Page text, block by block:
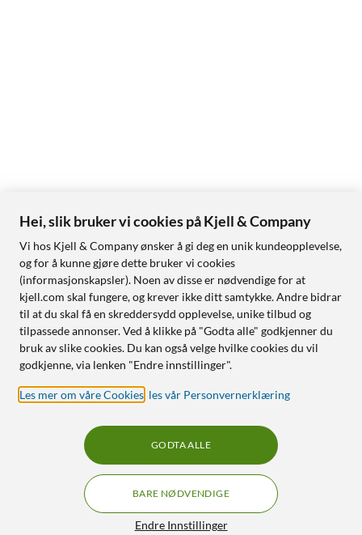
Hei, slik bruker vi cookies på Kjell & Company
Vi hos Kjell & Company ønsker å gi deg en unik kundeopplevelse,
og for å kunne gjøre dette bruker vi cookies
(informasjonskapsler). Noen av disse er nødvendige for at
kjell.com skal fungere, og krever ikke ditt samtykke. Andre bidrar
til at du skal få en skreddersydd opplevelse, unike tilbud og
tilpassede annonser. Ved å klikke på "Godta alle" godkjenner du
bruk av slike cookies. Du kan også velge hvilke cookies du vil
godkjenne, via lenken "Endre innstillinger".
Les mer om våre Cookies les vår Personvernerklæring
Endre Innstillinger
BARE NØDVENDIGE
GODTA ALLE